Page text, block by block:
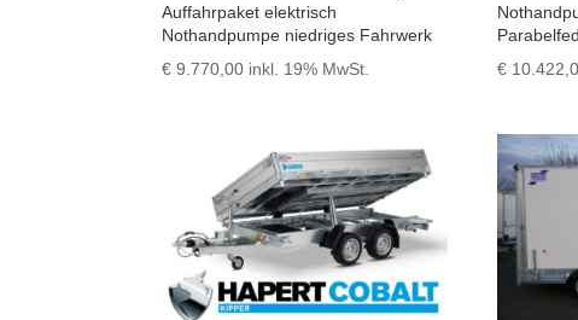
Auffahrpaket elektrisch
Nothandpumpe niedriges Fahrwerk
€ 9.770,00 inkl. 19% MwSt.
€